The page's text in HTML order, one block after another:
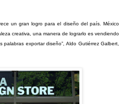
un gran logro para el diseño del país. México
creativa, una manera de lograrlo es vendiendo
palabras exportar diseño”, Aldo Gutiérrez Galbert,